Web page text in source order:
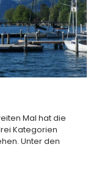
Mal hat die
Kategorien
Unter den